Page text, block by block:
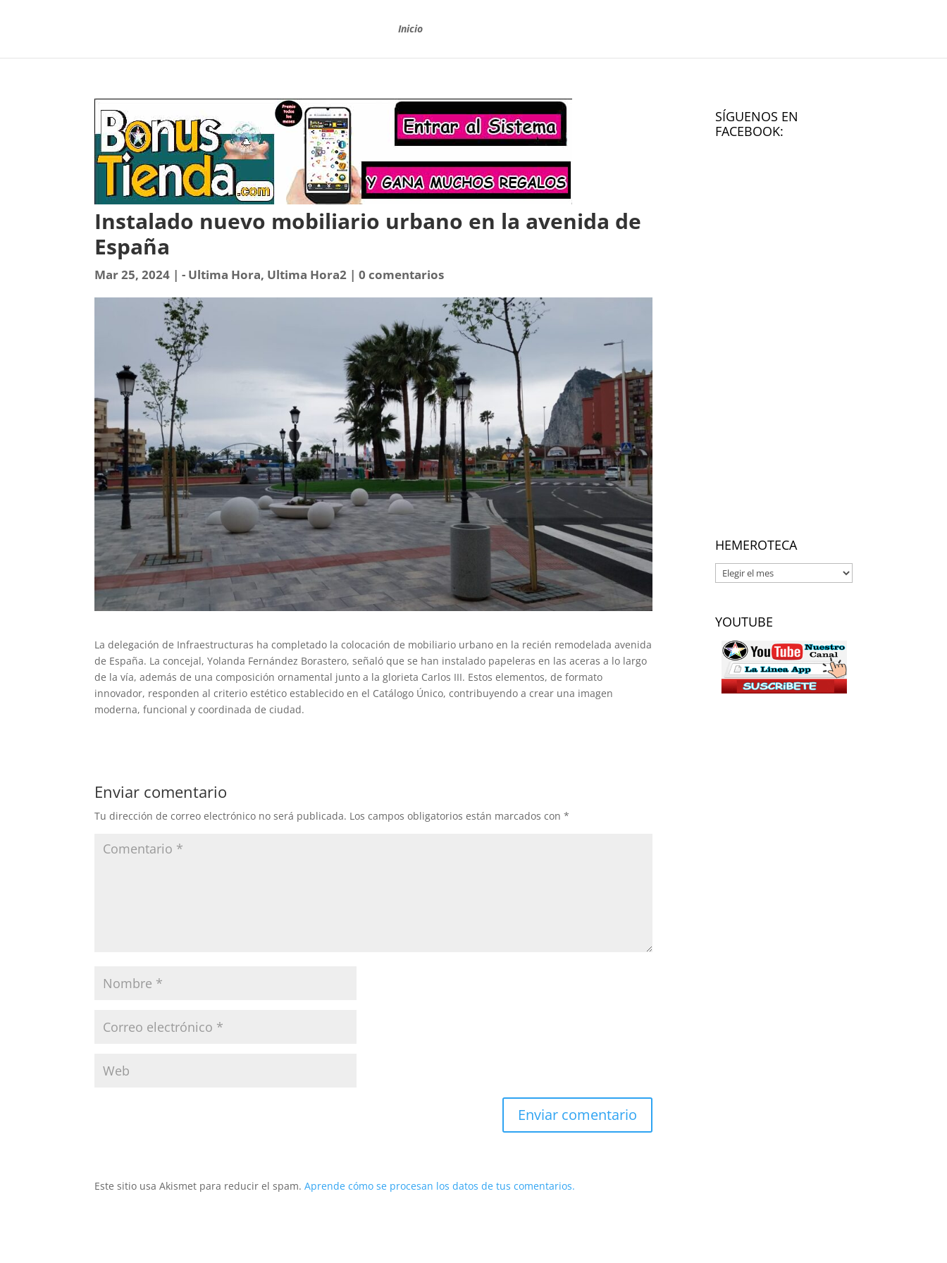
Inicio
Instalado nuevo mobiliario urbano en la avenida de
España
Mar 25, 2024 |- Ultima Hora, Ultima Hora2 |0 comentarios
La delegación de Infraestructuras ha completado la colocación de mobiliario urbano en la recién remodelada avenida
de España. La concejal, Yolanda Fernández Borastero, señaló que se han instalado papeleras en las aceras a lo largo
de la vía, además de una composición ornamental junto a la glorieta Carlos III. Estos elementos, de formato
innovador, responden al criterio estético establecido en el Catálogo Único, contribuyendo a crear una imagen
moderna, funcional y coordinada de ciudad.
Enviar comentario
Tu dirección de correo electrónico no será publicada. Los campos obligatorios están marcados con*
Este sitio usa Akismet para reducir el spam.Aprende cómo se procesan los datos de tus comentarios.
SÍGUENOS EN
FACEBOOK:
HEMEROTECA
Hemeroteca
YOUTUBE